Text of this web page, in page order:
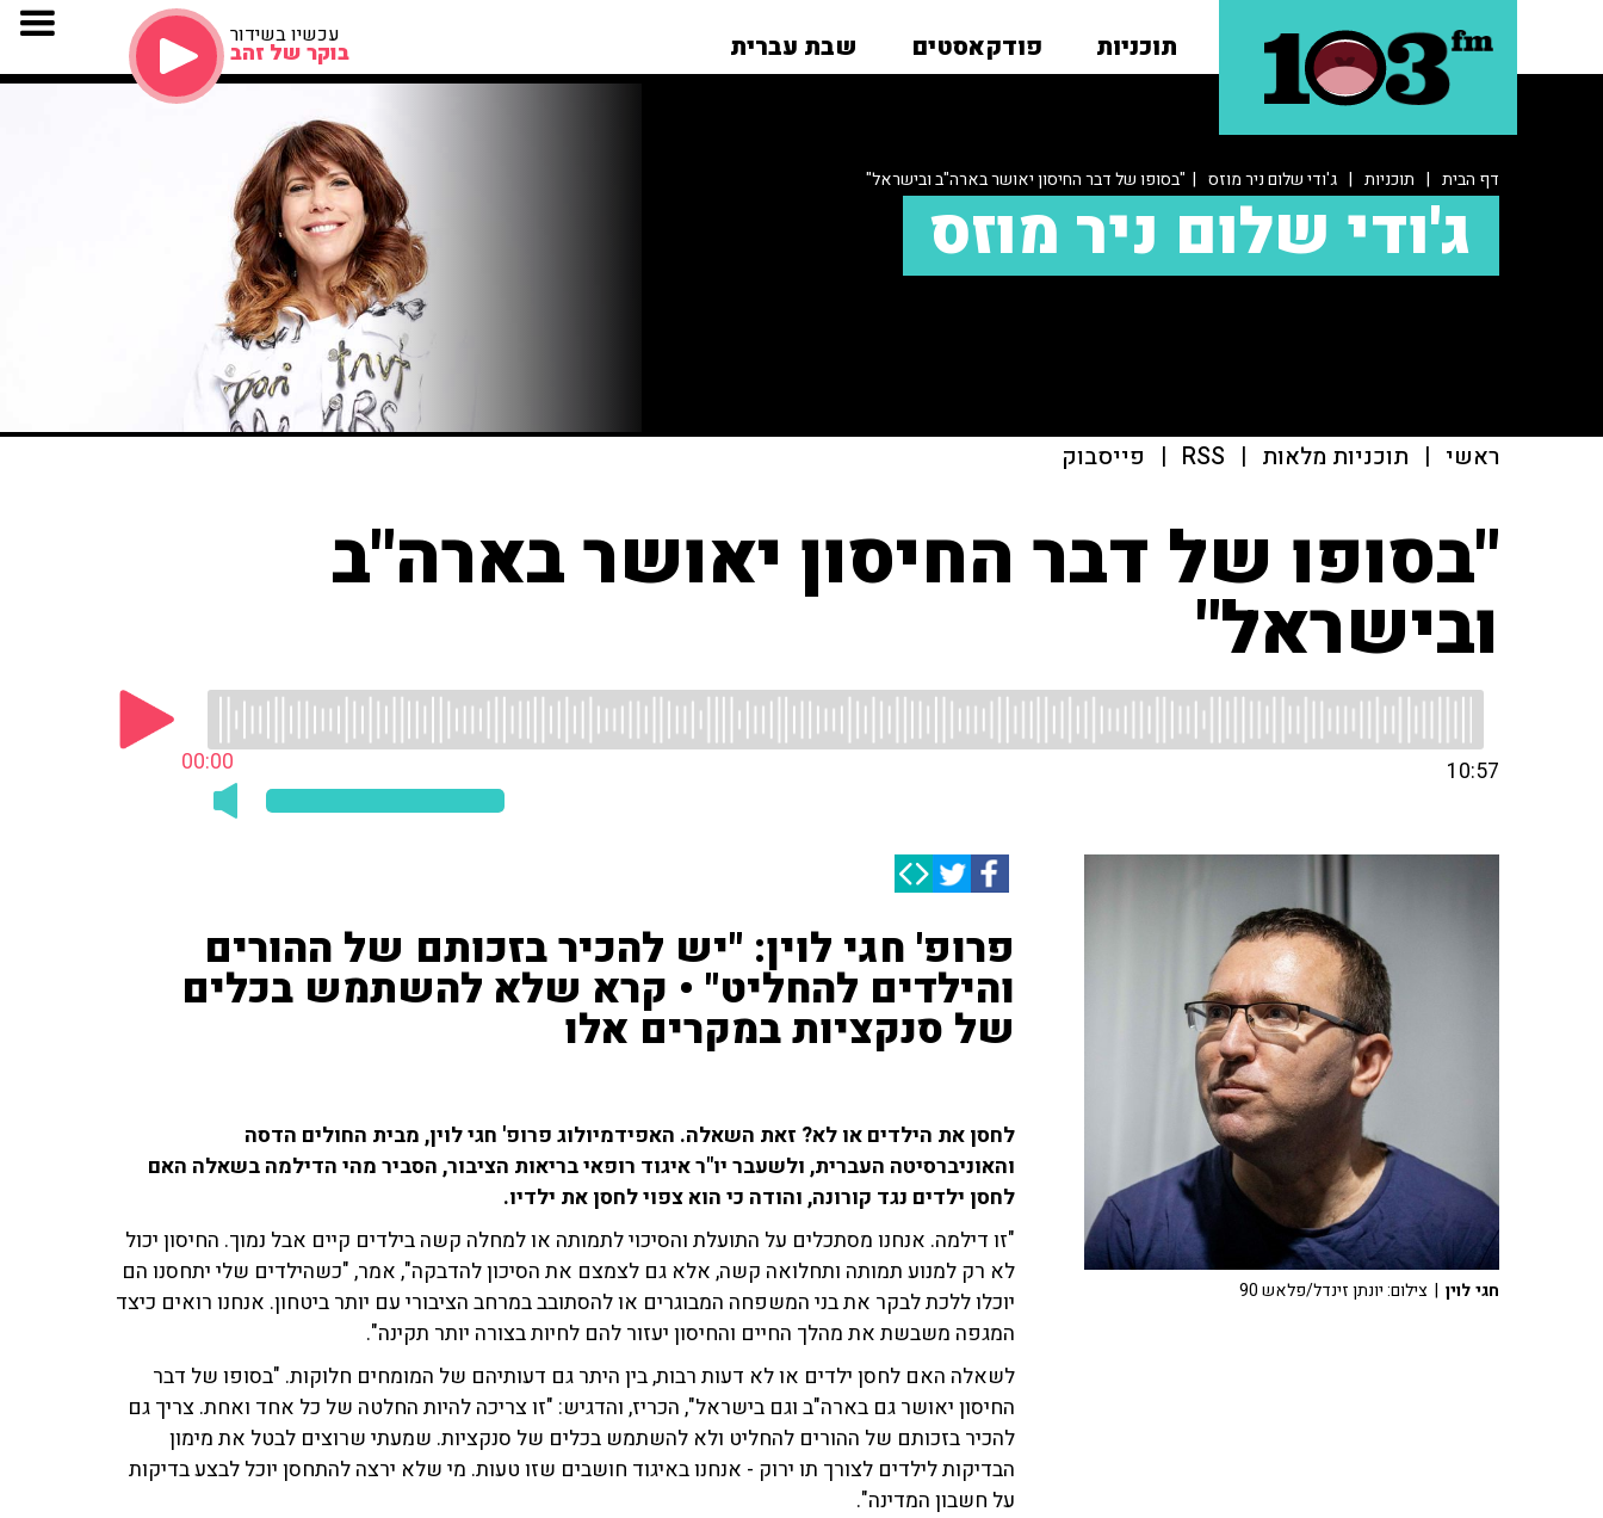
תוכניות פודקאסטים שבת עברית עכשיו בשידור
בוקר של זהב
דף הבית | תוכניות | ג'ודי שלום ניר מוזס | "בסופו של דבר החיסון יאושר בארה"ב ובישראל"
ג'ודי שלום ניר מוזס
ראשי | תוכניות מלאות |
RSS
| פייסבוק
"בסופו של דבר החיסון יאושר בארה"ב
ובישראל"
00:00 10:57
פרופ' חגי לוין: "יש להכיר בזכותם של ההורים
והילדים להחליט" • קרא שלא להשתמש בכלים
של סנקציות במקרים אלו
לחסן את הילדים או לא? זאת השאלה. האפידמיולוג פרופ' חגי לוין, מבית החולים הדסה
והאוניברסיטה העברית, ולשעבר יו"ר איגוד רופאי בריאות הציבור, הסביר מהי הדילמה בשאלה האם
לחסן ילדים נגד קורונה, והודה כי הוא צפוי לחסן את ילדיו.
"זו דילמה. אנחנו מסתכלים על התועלת והסיכוי לתמותה או למחלה קשה בילדים קיים אבל נמוך. החיסון יכול
לא רק למנוע תמותה ותחלואה קשה, אלא גם לצמצם את הסיכון להדבקה", אמר, "כשהילדים שלי יתחסנו הם
יוכלו ללכת לבקר את בני המשפחה המבוגרים או להסתובב במרחב הציבורי עם יותר ביטחון. אנחנו רואים כיצד
המגפה משבשת את מהלך החיים והחיסון יעזור להם לחיות בצורה יותר תקינה".
לשאלה האם לחסן ילדים או לא דעות רבות, בין היתר גם דעותיהם של המומחים חלוקות. "בסופו של דבר
החיסון יאושר גם בארה"ב וגם בישראל", הכריז, והדגיש: "זו צריכה להיות החלטה של כל אחד ואחת. צריך גם
להכיר בזכותם של ההורים להחליט ולא להשתמש בכלים של סנקציות. שמעתי שרוצים לבטל את מימון
הבדיקות לילדים לצורך תו ירוק - אנחנו באיגוד חושבים שזו טעות. מי שלא ירצה להתחסן יוכל לבצע בדיקות
על חשבון המדינה".
חגי לוין | צילום: יונתן זינדל/פלאש 90